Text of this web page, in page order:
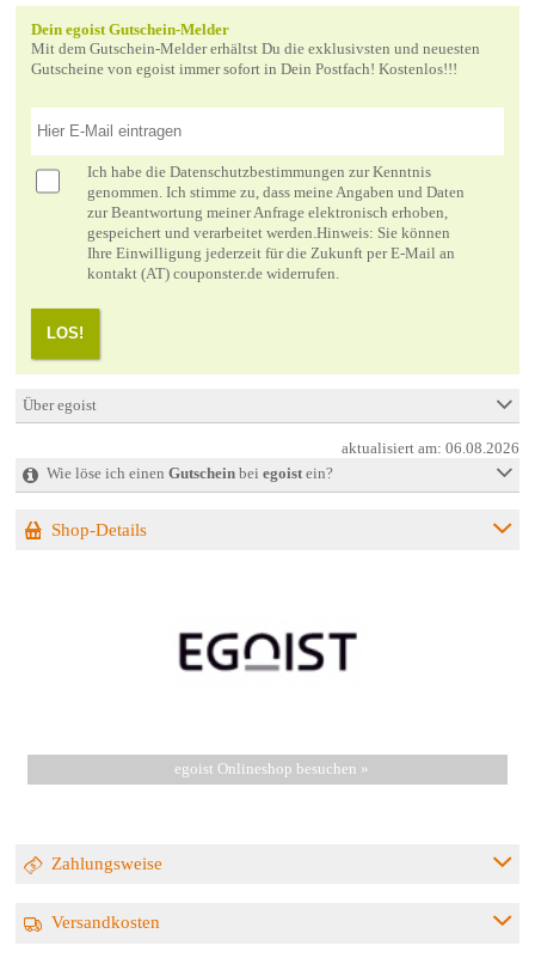
Dein egoist Gutschein-Melder
Mit dem Gutschein-Melder erhältst Du die exklusivsten und neuesten
Gutscheine von egoist immer sofort in Dein Postfach! Kostenlos!!!
Ich habe die Datenschutzbestimmungen zur Kenntnis
genommen. Ich stimme zu, dass meine Angaben und Daten
zur Beantwortung meiner Anfrage elektronisch erhoben,
gespeichert und verarbeitet werden.Hinweis: Sie können
Ihre Einwilligung jederzeit für die Zukunft per E-Mail an
kontakt (AT) couponster.de widerrufen.
LOS!
Über egoist
aktualisiert am:06.08.2026
Wie löse ich einen Gutscheinbei egoistein?
Shop-Details
egoist Onlineshop besuchen »
Zahlungsweise
Versandkosten